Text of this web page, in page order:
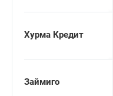
Хурма Кредит
Займиго